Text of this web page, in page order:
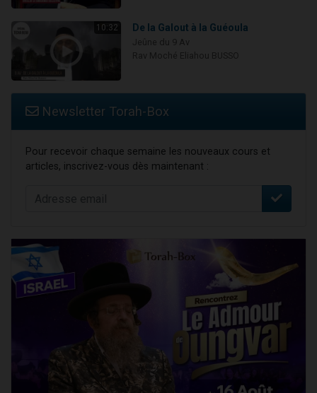
10:32 De la Galout à la Guéoula
Newsletter Torah-Box
Pour recevoir chaque semaine les nouveaux cours et
articles, inscrivez-vous dès maintenant :